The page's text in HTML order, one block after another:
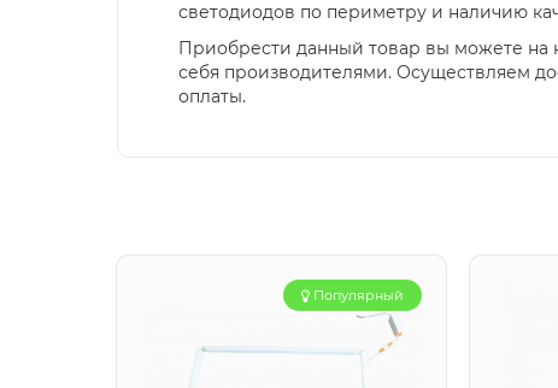
светодиодов по периметру и наличию
Приобрести данный товар вы можете на
себя производителями. Осуществляем
оплаты.
Популярный